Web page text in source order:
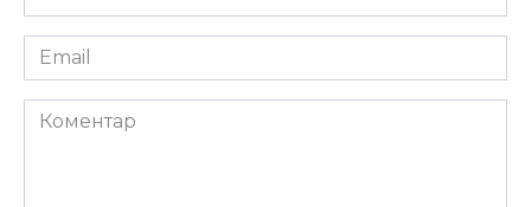
*
Email
*
Коментар